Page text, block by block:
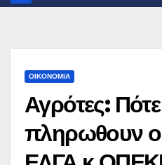
ΟΙΚΟΝΟΜΊΑ
Αγρότες:
πληρωθουν